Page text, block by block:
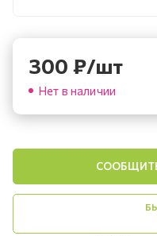
300 ₽/шт
Нет в наличии